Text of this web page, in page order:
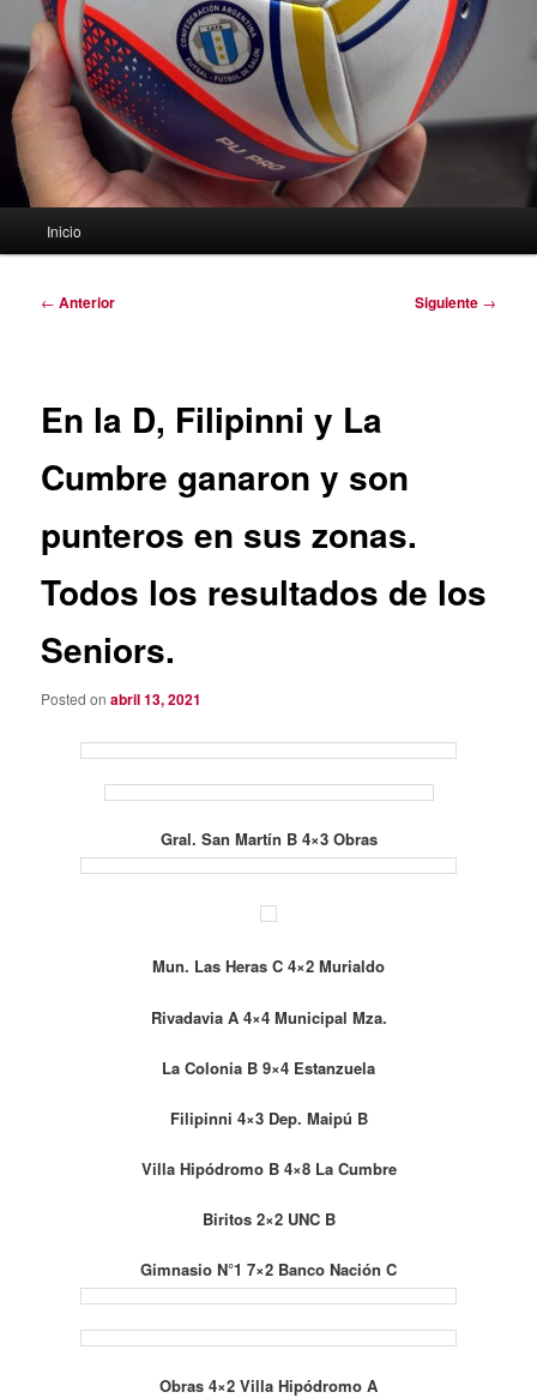
Inicio
Navegación
← Anterior Siguiente →
En la D, Filipinni y La
Cumbre ganaron y son
punteros en sus zonas.
Todos los resultados de los
Seniors.
Posted onabril 13, 2021
Gral. San Martín B 4×3 Obras
Mun. Las Heras C 4×2 Murialdo
Rivadavia A 4×4 Municipal Mza.
La Colonia B 9×4 Estanzuela
Filipinni 4×3 Dep. Maipú B
Villa Hipódromo B 4×8 La Cumbre
Biritos 2×2 UNC B
Gimnasio N°1 7×2 Banco Nación C
Obras 4×2 Villa Hipódromo A